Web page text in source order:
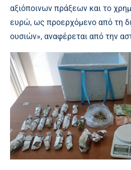
αξιόποινων πράξεων και το
ευρώ, ως προερχόμενο από τη
ουσιών», αναφέρεται από την